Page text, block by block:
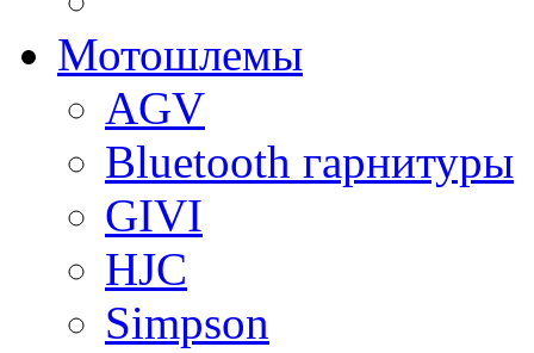
Мотошлемы
AGV
Bluetooth гарнитуры
GIVI
HJC
Simpson